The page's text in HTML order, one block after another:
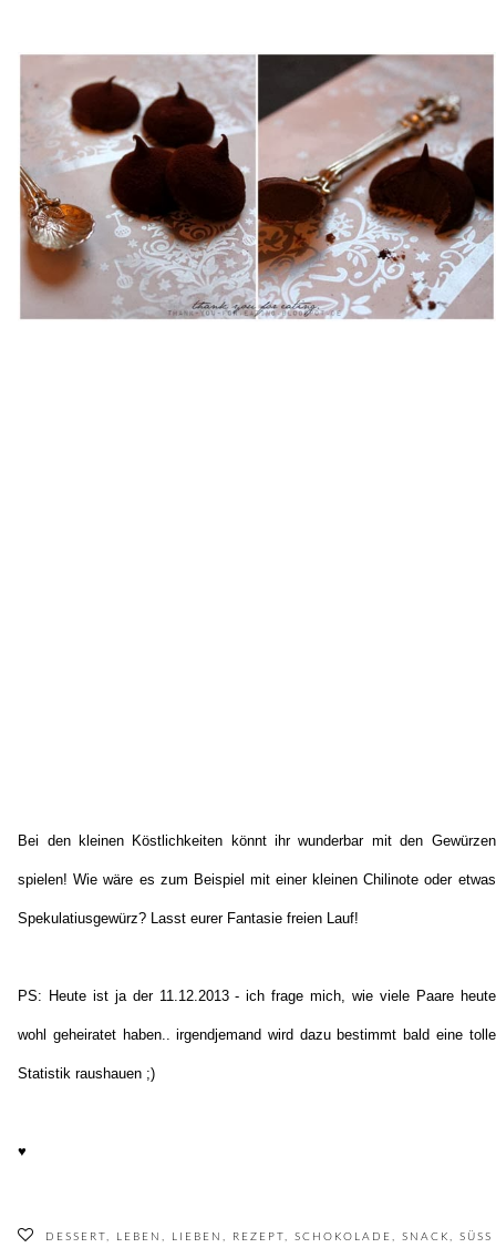
Bei den kleinen Köstlichkeiten könnt ihr wunderbar mit den Gewürzen
spielen! Wie wäre es zum Beispiel mit einer kleinen Chilinote oder etwas
Spekulatiusgewürz? Lasst eurer Fantasie freien Lauf!
PS: Heute ist ja der 11.12.2013 - ich frage mich, wie viele Paare heute
wohl geheiratet haben.. irgendjemand wird dazu bestimmt bald eine tolle
Statistik raushauen ;)
♥
DESSERT LEBEN LIEBEN REZEPT SCHOKOLADE SNACK SÜSS